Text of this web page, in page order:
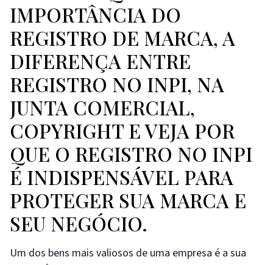
IMPORTÂNCIA DO
REGISTRO DE MARCA, A
DIFERENÇA ENTRE
REGISTRO NO INPI, NA
JUNTA COMERCIAL,
COPYRIGHT E VEJA POR
QUE O REGISTRO NO INPI
É INDISPENSÁVEL PARA
PROTEGER SUA MARCA E
SEU NEGÓCIO.
Um dos bens mais valiosos de uma empresa é a sua